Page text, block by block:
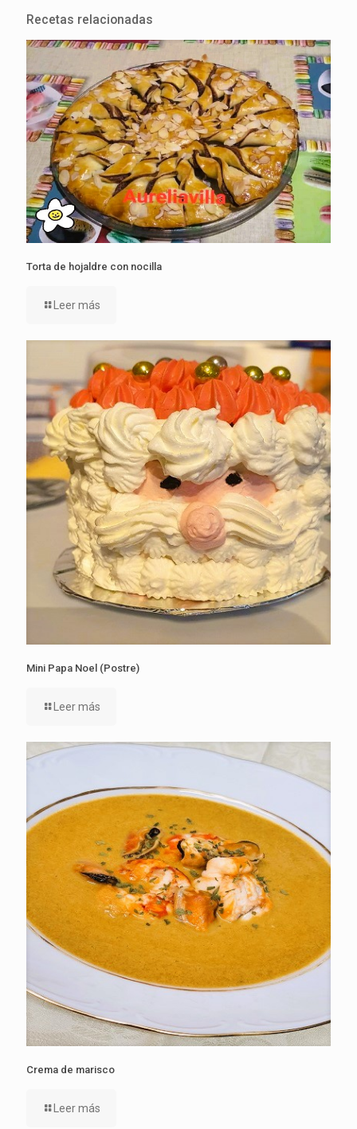
Recetas relacionadas
Torta de hojaldre con nocilla
Leer más
Mini Papa Noel (Postre)
Leer más
Crema de marisco
Leer más